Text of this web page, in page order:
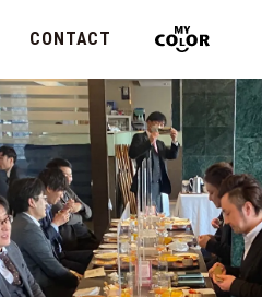
代表メッセージ
CONTACT